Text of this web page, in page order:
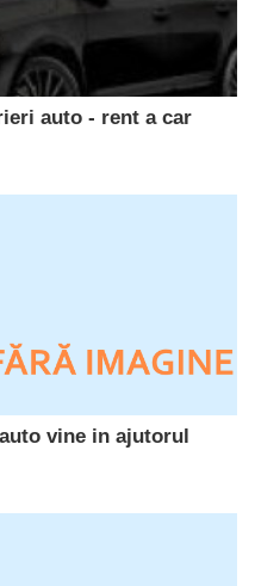
auto - rent a car
vine in ajutorul